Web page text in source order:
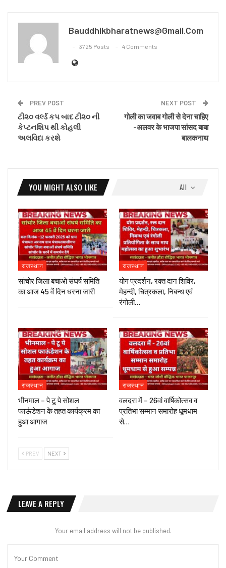
Bauddhikbharatnews@gmail.com
3725 Posts 4 Comments
PREV POST
ટી૨૦ વર્લ્ડ કપ બાદ ટી૨૦ ની
કેપ્ટનશિપ થી કોહલી
અલવિદા કરશે
NEXT POST
गोली का जवाब गोली से देना चाहिए
-अलवर के भाजपा सांसद बाबा
बालकनाथ
All
YOU MIGHT ALSO LIKE
राजस्थान
सांचोर जिला बचाओ संघर्ष समिति
का आज 45 वें दिन धरना जारी
राजस्थान
योग प्रदर्शन, रक्त दान शिविर,
मेहन्दी, चित्रकला, निबन्ध एवं
रंगोली…
राजस्थान
भीनमाल – पे टू पे सोशल
फाऊंडेशन के तहत कार्यक्रम का
हुआ आगाज
राजस्थान
वलदरा में – 26वां वार्षिकोत्सव व
प्रतिभा सम्मान समारोह धूमधाम
से…
PREV NEXT
LEAVE A REPLY
Your email address will not be published.